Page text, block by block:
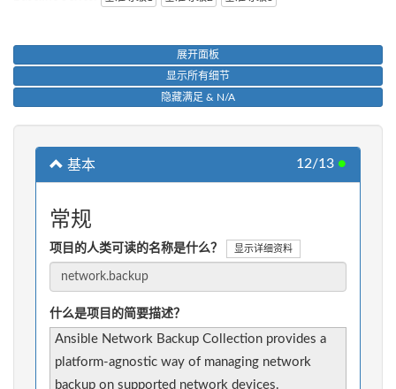
展开面板
显示所有细节
隐藏满足 & N/A
基本 12/13 ●
常规
项目的人类可读的名称是什么？ 显示详细资料
什么是项目的简要描述？
Ansible Network Backup Collection provides a
platform-agnostic way of managing network
backup on supported network devices.